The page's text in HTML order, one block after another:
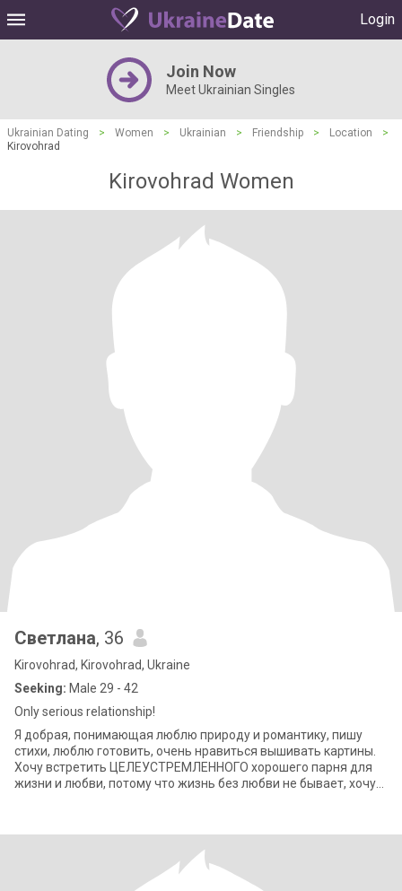
Login
Join Now
Meet Ukrainian Singles
Ukrainian Dating > Women > Ukrainian > Friendship > Location
>
Kirovohrad
Kirovohrad Women
Светлана, 36
Kirovohrad, Kirovohrad, Ukraine
Seeking: Male 29 - 42
Only serious relationship!
Я добрая, понимающая люблю природу и романтику, пишу
стихи, люблю готовить, очень нравиться вышивать картины.
Хочу встретить ЦЕЛЕУСТРЕМЛЕННОГО хорошего парня для
жизни и любви, потому что жизнь без любви не бывает, хочу